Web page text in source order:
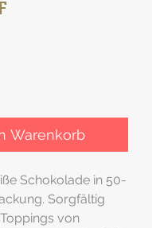
Preis
Warenkorb
Schokolade in 50-
Sorgfältig
von